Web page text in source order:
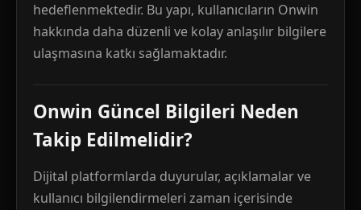
hedeflenmektedir. Bu yapı, kullanıcıların Onwin
hakkında daha düzenli ve kolay anlaşılır bilgilere
ulaşmasına katkı sağlamaktadır.
Onwin Güncel Bilgileri Neden
Takip Edilmelidir?
Dijital platformlarda duyurular, açıklamalar ve
kullanıcı bilgilendirmeleri zaman içerisinde